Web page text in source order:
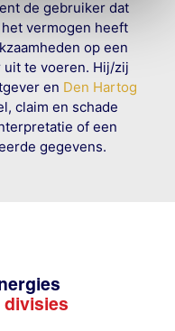
de gebruiker dat
vermogen heeft
op een
te voeren. Hij/zij
en Den Hartog
claim en schade
of een
gegevens.
divisies